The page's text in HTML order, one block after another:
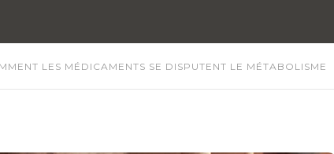
LES MÉDICAMENTS SE DISPUTENT LE MÉTABOLISME